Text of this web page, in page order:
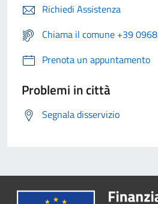
Richiedi Assistenza
Chiama il comune +39
Prenota un appuntamento
Problemi in città
Segnala disservizio